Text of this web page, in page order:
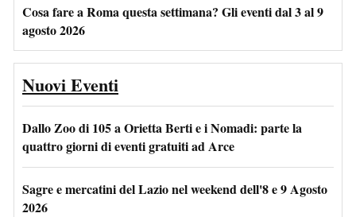
Cosa fare a Roma questa settimana? Gli eventi dal 3 al 9
agosto 2026
Nuovi Eventi
Dallo Zoo di 105 a Orietta Berti e i Nomadi: parte la
quattro giorni di eventi gratuiti ad Arce
Sagre e mercatini del Lazio nel weekend dell'8 e 9 Agosto
2026